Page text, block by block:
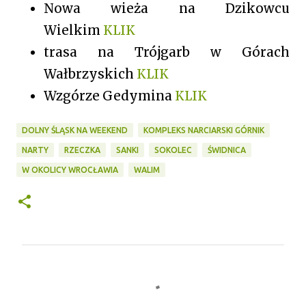
Nowa wieża na Dzikowcu
Wielkim KLIK
trasa na Trójgarb w Górach
Wałbrzyskich KLIK
Wzgórze Gedymina KLIK
DOLNY ŚLĄSK NA WEEKEND KOMPLEKS NARCIARSKI GÓRNIK
NARTY RZECZKA SANKI SOKOLEC ŚWIDNICA
W OKOLICY WROCŁAWIA WALIM